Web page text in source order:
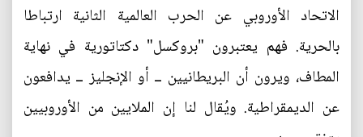
الاتحاد الأوروبي عن الحرب العالمية الثانية ارتباطا
بالحرية. فهم يعتبرون "بروكسل" دكتاتورية في نهاية
المطاف، ويرون أن البريطانيين ــ أو الإنجليز ــ يدافعون
عن الديمقراطية. ويُقال لنا إن الملايين من الأوروبيين